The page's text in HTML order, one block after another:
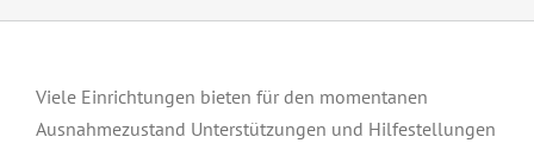
Viele Einrichtungen bieten für den momentanen
Ausnahmezustand Unterstützungen und Hilfestellungen